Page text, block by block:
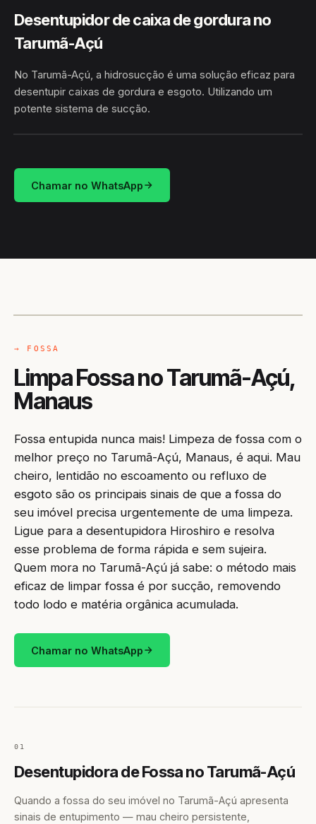
Desentupidor de caixa de gordura no
Tarumã-Açú
No Tarumã-Açú, a hidrosucção é uma solução eficaz para
desentupir caixas de gordura e esgoto. Utilizando um
potente sistema de sucção.
HIDROSUCÇÃO
Chamar no WhatsApp
→ FOSSA
Limpa Fossa no Tarumã-Açú,
Manaus
Fossa entupida nunca mais! Limpeza de fossa com o
melhor preço no Tarumã-Açú, Manaus, é aqui. Mau
cheiro, lentidão no escoamento ou refluxo de
esgoto são os principais sinais de que a fossa do
seu imóvel precisa urgentemente de uma limpeza.
Ligue para a desentupidora Hiroshiro e resolva
esse problema de forma rápida e sem sujeira.
Quem mora no Tarumã-Açú já sabe: o método mais
eficaz de limpar fossa é por sucção, removendo
todo lodo e matéria orgânica acumulada.
Chamar no WhatsApp
01
Desentupidora de Fossa no Tarumã-Açú
Quando a fossa do seu imóvel no Tarumã-Açú apresenta
sinais de entupimento — mau cheiro persistente,